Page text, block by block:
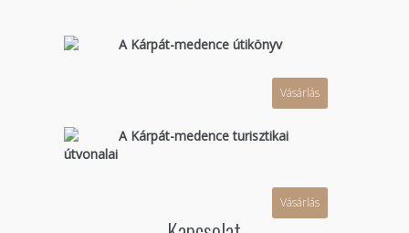
A Kárpát-medence útikönyv
Vásárlás
A Kárpát-medence turisztikai
útvonalai
Vásárlás